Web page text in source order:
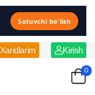
Sotuvchi bo'lish
Xaridlarim Kirish
0